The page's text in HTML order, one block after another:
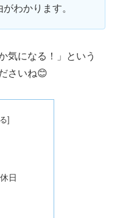
わかります。
気になる！」という
さいね😊
日